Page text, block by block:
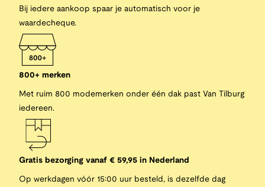
Bij iedere aankoop spaar je automatisch voor je
waardecheque.
800+ merken
Met ruim 800 modemerken onder één dak past Van Tilburg
iedereen.
Gratis bezorging vanaf € 59,95 in Nederland
Op werkdagen vóór 15:00 uur besteld, is dezelfde dag